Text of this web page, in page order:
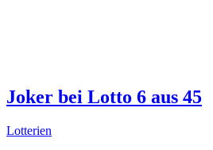
Joker bei Lotto 6 aus 45
Lotterien